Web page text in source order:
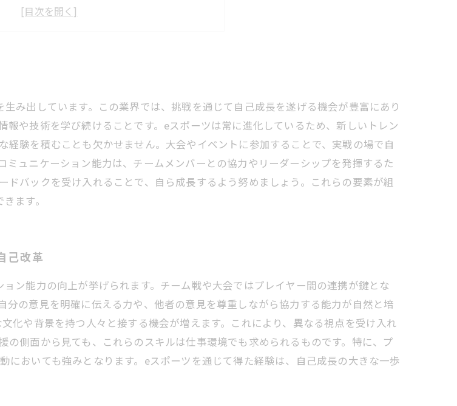
間と共に成長するeスポーツの世界
み出しています。この業界では、挑戦を通じて自己成長を遂げる機会が豊富にあり
や技術を学び続けることです。eスポーツは常に進化しているため、新しいトレン
経験を積むことも欠かせません。大会やイベントに参加することで、実戦の場で自
ュニケーション能力は、チームメンバーとの協力やリーダーシップを発揮するた
バックを受け入れることで、自ら成長するよう努めましょう。これらの要素が組
ます。
己改革
ン能力の向上が挙げられます。チーム戦や大会ではプレイヤー間の連携が鍵とな
の意見を明確に伝える力や、他者の意見を尊重しながら協力する能力が自然と培
化や背景を持つ人々と接する機会が増えます。これにより、異なる視点を受け入れ
側面から見ても、これらのスキルは仕事環境でも求められるものです。特に、プ
においても強みとなります。eスポーツを通じて得た経験は、自己成長の大きな一歩